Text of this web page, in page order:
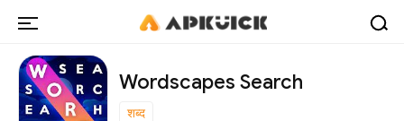
Wordscapes Search
शब्द